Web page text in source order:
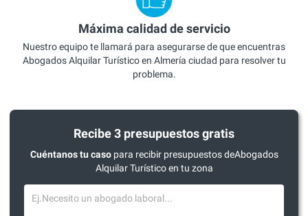
Máxima calidad de servicio
Nuestro equipo te llamará para asegurarse de que encuentras
Abogados Alquilar Turístico en Almería ciudad para resolver tu
problema.
Recibe 3 presupuestos gratis
Cuéntanos tu casopara recibir presupuestos deAbogados
Alquilar Turístico en tu zona